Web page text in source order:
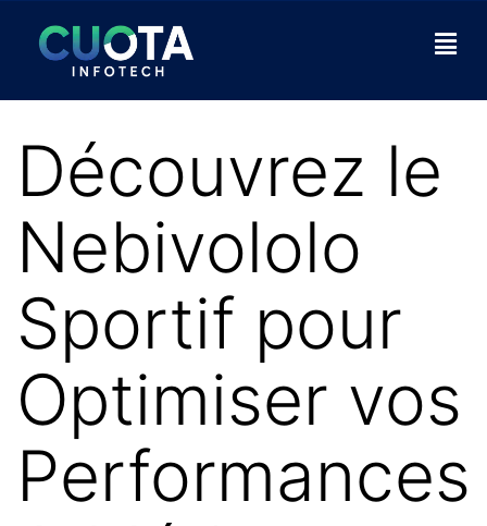
Découvrez le
Nebivololo
Sportif pour
Optimiser vos
Performances